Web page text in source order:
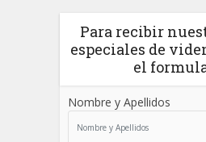
Para recibir
especiales de
el
Nombre y Apellidos